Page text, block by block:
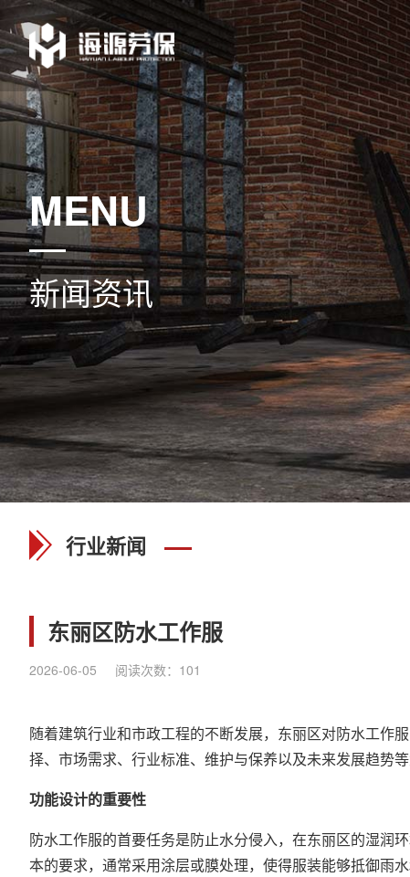
MENU
新闻资讯
行业新闻
东丽区防水工作服
2026-06-05 阅读次数： 101
随着建筑行业和市政工程的不断发展，东丽区对防水工作
择、市场需求、行业标准、维护与保养以及未来发展趋势
功能设计的重要性
防水工作服的首要任务是防止水分侵入，在东丽区的湿润
本的要求，通常采用涂层或膜处理，使得服装能够抵御雨